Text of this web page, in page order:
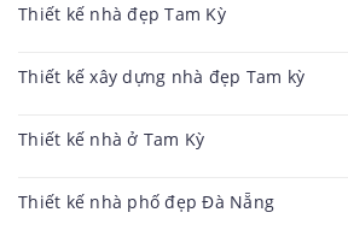
Thiết kế nhà đẹp Tam Kỳ
Thiết kế xây dựng nhà đẹp Tam kỳ
Thiết kế nhà ở Tam Kỳ
Thiết kế nhà phố đẹp Đà Nẵng